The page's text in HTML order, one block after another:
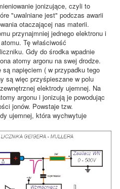
jonizujące, czyli to
"uwalniane jest" podczas awarii
otaczającej nas materii.
przynajmniej jednego elektronu i
Tę właściwość
Gdy do środka wpadnie
atomy argonu na swej drodze.
napięciem ( w przypadku tego
są więc przyśpieszane w polu
elektrody ujemnej. Na
argonu i jonizują je powodując
jonów. Powstaje tzw.
ujemnej, która wychwytuje